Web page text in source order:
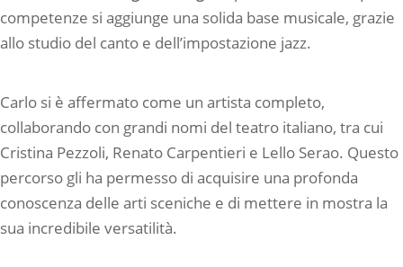
competenze si aggiunge una solida base musicale, grazie
allo studio del canto e dell’impostazione jazz.
Carlo si è affermato come un artista completo,
collaborando con grandi nomi del teatro italiano, tra cui
Cristina Pezzoli, Renato Carpentieri e Lello Serao. Questo
percorso gli ha permesso di acquisire una profonda
conoscenza delle arti sceniche e di mettere in mostra la
sua incredibile versatilità.